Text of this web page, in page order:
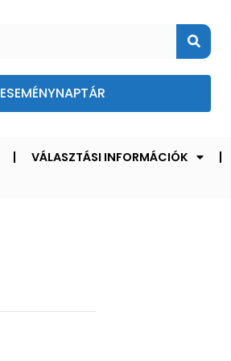
ESEMÉNYNAPTÁR
VÁLASZTÁSI INFORMÁCIÓK